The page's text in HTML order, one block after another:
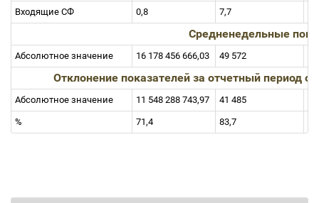
Входящие СФ 0,8 7,7
Средненедельные
Абсолютное значение 16 178 456 666,03 49 572
Отклонение показателей за отчетный период
Абсолютное значение 11 548 288 743,97 41 485
% 71,4 83,7